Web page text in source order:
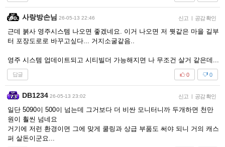
사랑방손님 26-05-13 22:46 신고 | 공감 확인
근데 붉사 영주시스템 나오면 좋겠네요. 이거 나오면 저 뭣같은 마을 길부
터 포장도로로 바꾸고싶다... 거지소굴같음..
영주 시스템 업데이트되고 시티빌더 가능해지면 나 무조건 살거 같은데...
답글 0
0
DB1234 26-05-13 23:02 신고 | 공감 확인
일단 5090이 500이 넘는데 그거보다 더 비싼 모니터니까 두개하면 천만
원이 훨씬 넘네요
거기에 저런 환경이면 그에 맞게 쿨링과 상급 부품도 써야 되니 거의 캐스
퍼 살돈이군요...